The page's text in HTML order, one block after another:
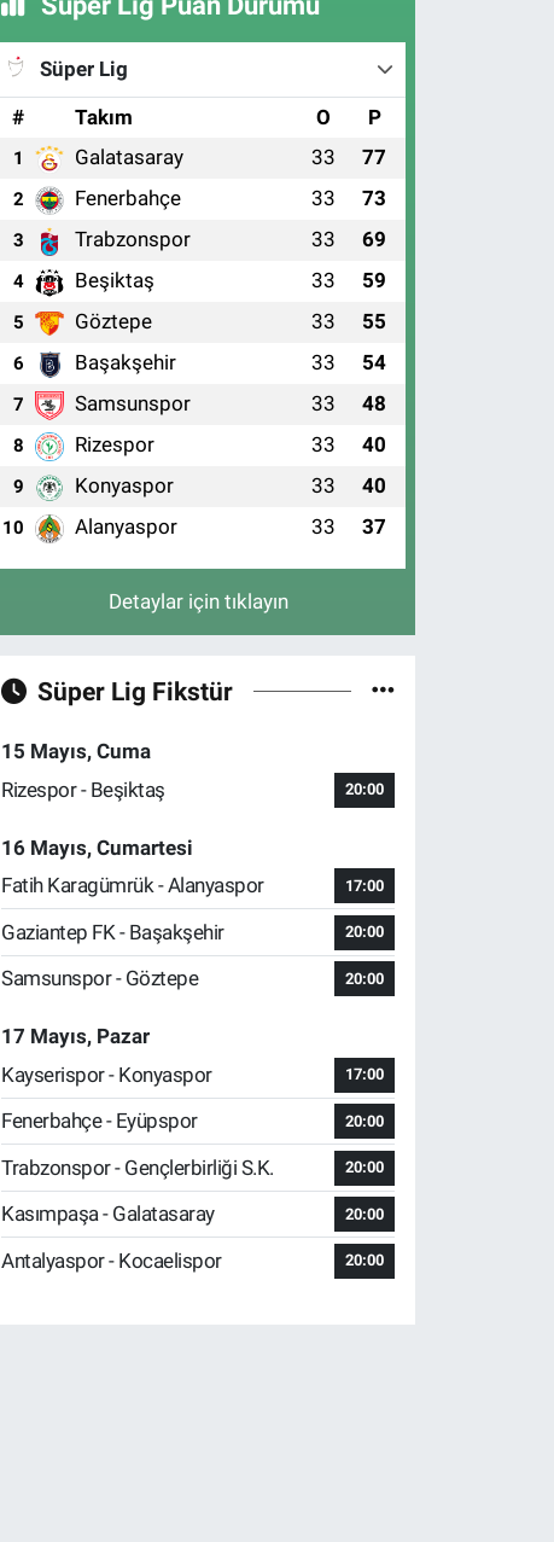
Süper Lig
#
Takım O P
1 Galatasaray 33 77
2 Fenerbahçe 33 73
3 Trabzonspor 33 69
4 Beşiktaş 33 59
5 Göztepe 33 55
6 Başakşehir 33 54
7 Samsunspor 33 48
8 Rizespor 33 40
9 Konyaspor 33 40
10 Alanyaspor 33 37
Detaylar için tıklayın
Süper Lig Fikstür
15 Mayıs, Cuma
Rizespor - Beşiktaş
20:00
16 Mayıs, Cumartesi
Fatih Karagümrük - Alanyaspor
17:00
Gaziantep FK - Başakşehir 20:00
Samsunspor - Göztepe 20:00
17 Mayıs, Pazar
Kayserispor - Konyaspor
17:00
Fenerbahçe - Eyüpspor 20:00
Trabzonspor - Gençlerbirliği S.K. 20:00
Kasımpaşa - Galatasaray 20:00
Antalyaspor - Kocaelispor 20:00